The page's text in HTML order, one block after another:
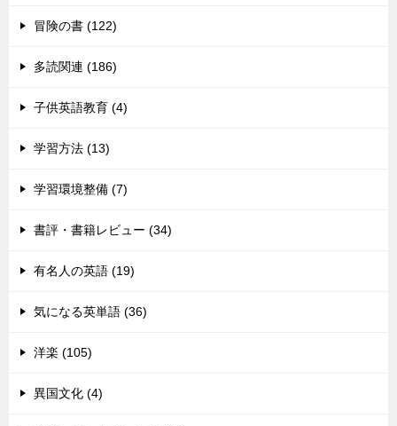
冒険の書 (122)
多読関連 (186)
子供英語教育 (4)
学習方法 (13)
学習環境整備 (7)
書評・書籍レビュー (34)
有名人の英語 (19)
気になる英単語 (36)
洋楽 (105)
異国文化 (4)